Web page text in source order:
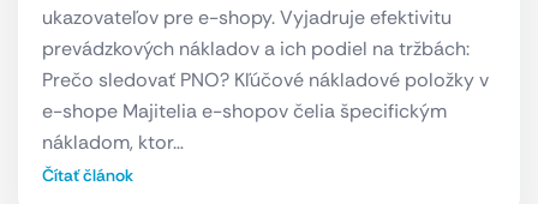
ukazovateľov pre e-shopy. Vyjadruje efektivitu
prevádzkových nákladov a ich podiel na tržbách:
Prečo sledovať PNO? Kľúčové nákladové položky v
e-shope Majitelia e-shopov čelia špecifickým
nákladom, ktor…
Čítať článok